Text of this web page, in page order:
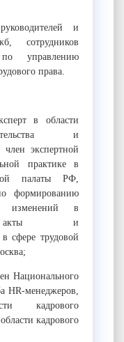
и
сотрудников
управлению
права.
в области
и
член экспертной
практике в
палаты РФ,
формированию
изменений в
акты и
сфере трудовой
Национального
HR-менеджеров,
кадрового
кадрового